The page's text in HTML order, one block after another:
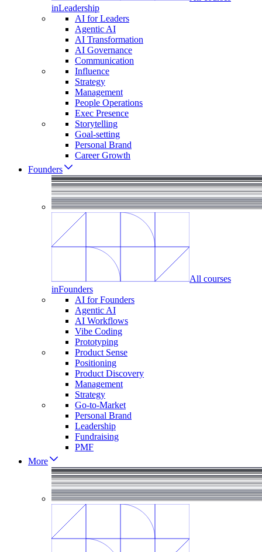
inLeadership
AI for Leaders
Agentic AI
AI Transformation
AI Governance
Communication
Influence
Strategy
Management
People Operations
Exec Presence
Storytelling
Goal-setting
Personal Brand
Career Growth
Founders
All courses
inFounders
AI for Founders
Agentic AI
AI Workflows
Vibe Coding
Prototyping
Product Sense
Positioning
Product Discovery
Management
Strategy
Go-to-Market
Personal Brand
Leadership
Fundraising
PMF
More